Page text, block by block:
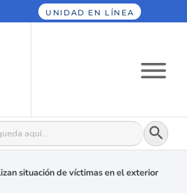
UNIDAD EN LÍNEA
Botón
situación de víctimas en el exterior